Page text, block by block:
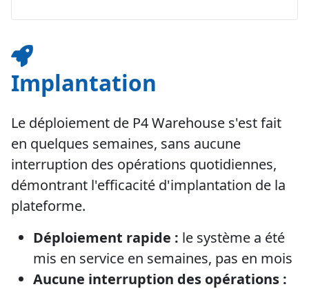
Implantation
Le déploiement de P4 Warehouse s'est fait
en quelques semaines, sans aucune
interruption des opérations quotidiennes,
démontrant l'efficacité d'implantation de la
plateforme.
Déploiement rapide : le système a été
mis en service en semaines, pas en mois
Aucune interruption des opérations :